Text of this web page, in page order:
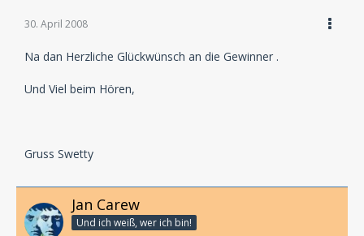
30. April 2008
Na dan Herzliche Glückwünsch an die Gewinner .
Und Viel beim Hören,
Gruss Swetty
Jan Carew
Und ich weiß, wer ich bin!